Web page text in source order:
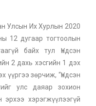
Улсын Их Хурлын 2020
12 дугаар тогтоолын
байх тул Үндсэн
2 дахь хэсгийн 1 дэх
үүргээ зөрчиж, “Үндсэн
улс даяар зохион
эрхээ хэрэгжүүлээгүй